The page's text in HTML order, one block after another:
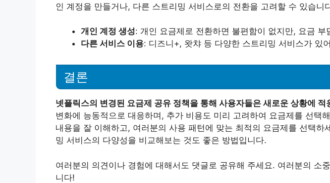
인 계정을 만들거나, 다른 스트리밍 서비스로의 전환을 고려할 수 있습니
개인 계정 생성: 개인 요금제로 전환하면 불편함이 없지만, 요금 부
다른 서비스 이용: 디즈니+, 왓챠 등 다양한 스트리밍 서비스가 있
결론
넷플릭스의 변경된 요금제 공유 정책을 통해 사용자들은 새로운 상황에 적
변화에 능동적으로 대응하며, 추가 비용도 미리 고려하여 요금제를 선택
내용을 잘 이해하고, 여러분의 사용 패턴에 맞는 최적의 요금제를 선택하
밍 서비스의 다양성을 비교해보는 것도 좋은 방법입니다.
여러분의 의견이나 경험에 대해서도 댓글로 공유해 주세요. 여러분의 소
니다!